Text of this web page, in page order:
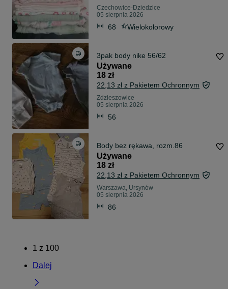
Czechowice-Dziedzice
05 sierpnia 2026
68 Wielokolorowy
3pak body nike 56/62
Używane
18 zł
22,13 zł z Pakietem Ochronnym
Zdzieszowice
05 sierpnia 2026
56
Body bez rękawa, rozm.86
Używane
18 zł
22,13 zł z Pakietem Ochronnym
Warszawa, Ursynów
05 sierpnia 2026
86
1 z 100
Dalej